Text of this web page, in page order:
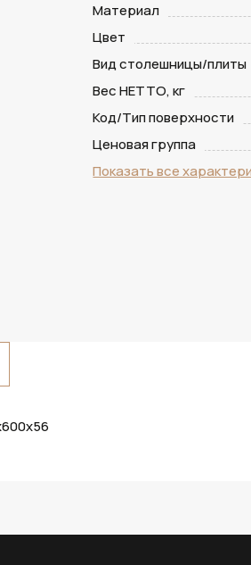
Материал
Цвет
Вид столешницы/плиты
Вес НЕТТО, кг
Код/Тип поверхности
Ценовая группа
Показать все